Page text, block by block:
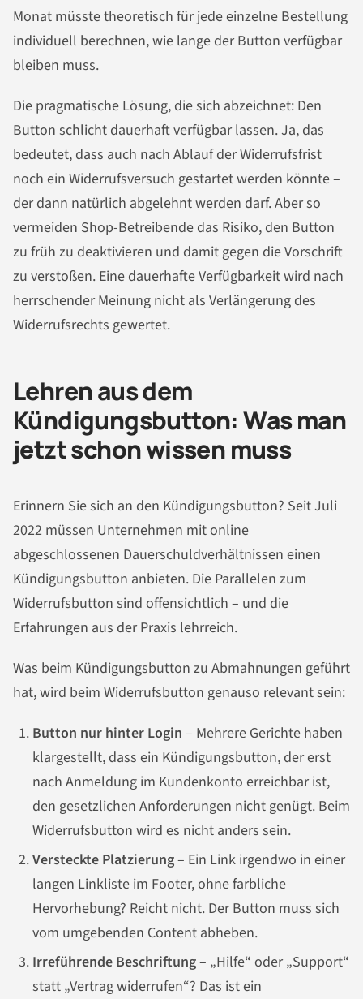
Monat müsste theoretisch für jede einzelne Bestellung
individuell berechnen, wie lange der Button verfügbar
bleiben muss.
Die pragmatische Lösung, die sich abzeichnet: Den
Button schlicht dauerhaft verfügbar lassen. Ja, das
bedeutet, dass auch nach Ablauf der Widerrufsfrist
noch ein Widerrufsversuch gestartet werden könnte –
der dann natürlich abgelehnt werden darf. Aber so
vermeiden Shop-Betreibende das Risiko, den Button
zu früh zu deaktivieren und damit gegen die Vorschrift
zu verstoßen. Eine dauerhafte Verfügbarkeit wird nach
herrschender Meinung nicht als Verlängerung des
Widerrufsrechts gewertet.
Lehren aus dem
Kündigungsbutton: Was man
jetzt schon wissen muss
Erinnern Sie sich an den Kündigungsbutton? Seit Juli
2022 müssen Unternehmen mit online
abgeschlossenen Dauerschuldverhältnissen einen
Kündigungsbutton anbieten. Die Parallelen zum
Widerrufsbutton sind offensichtlich – und die
Erfahrungen aus der Praxis lehrreich.
Was beim Kündigungsbutton zu Abmahnungen geführt
hat, wird beim Widerrufsbutton genauso relevant sein:
Button nur hinter Login – Mehrere Gerichte haben
klargestellt, dass ein Kündigungsbutton, der erst
nach Anmeldung im Kundenkonto erreichbar ist,
den gesetzlichen Anforderungen nicht genügt. Beim
Widerrufsbutton wird es nicht anders sein.
Versteckte Platzierung– Ein Link irgendwo in einer
langen Linkliste im Footer, ohne farbliche
Hervorhebung? Reicht nicht. Der Button muss sich
vom umgebenden Content abheben.
Irreführende Beschriftung– „Hilfe“ oder „Support“
statt „Vertrag widerrufen“? Das ist ein